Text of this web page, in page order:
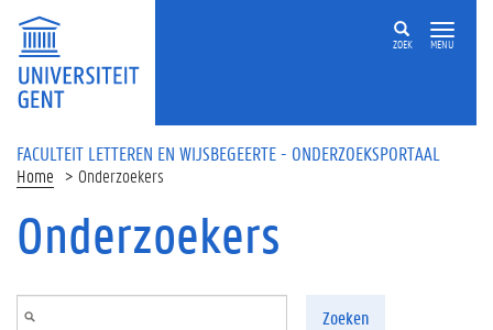
Overslaan en naar de inhoud gaan
ZOEK MENU
FACULTEIT LETTEREN EN WIJSBEGEERTE - ONDERZOEKSPORTAAL
Home Onderzoekers
Onderzoekers
Zoeken